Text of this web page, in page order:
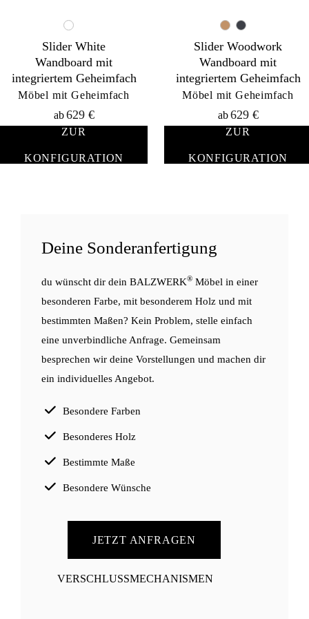
Slider White
Wandboard mit
integriertem Geheimfach
Möbel mit Geheimfach
ab 629 €
ZUR
KONFIGURATION
Slider Woodwork
Wandboard mit
integriertem Geheimfach
Möbel mit Geheimfach
ab 629 €
ZUR
KONFIGURATION
Deine Sonderanfertigung
du wünscht dir dein BALZWERK® Möbel in einer
besonderen Farbe, mit besonderem Holz und mit
bestimmten Maßen? Kein Problem, stelle einfach
eine unverbindliche Anfrage. Gemeinsam
besprechen wir deine Vorstellungen und machen dir
ein individuelles Angebot.
Besondere Farben
Besonderes Holz
Bestimmte Maße
Besondere Wünsche
JETZT ANFRAGEN
VERSCHLUSSMECHANISMEN